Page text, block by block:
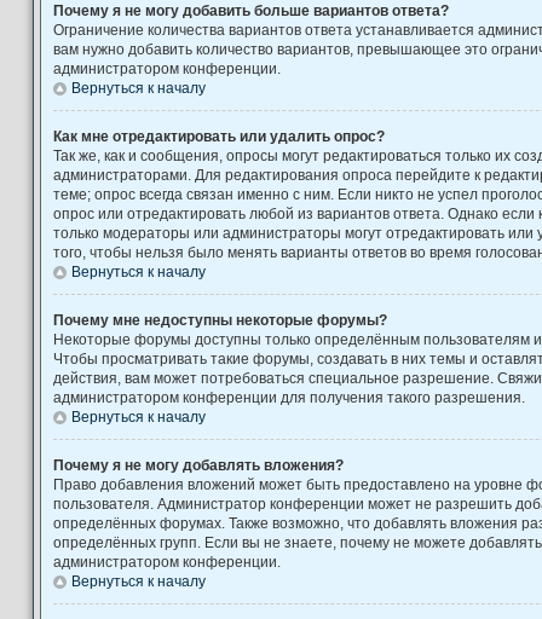
Почему я не могу добавить больше вариантов ответа?
Ограничение количества вариантов ответа устанавливается
вам нужно добавить количество вариантов, превышающее это
администратором конференции.
Вернуться к началу
Как мне отредактировать или удалить опрос?
Так же, как и сообщения, опросы могут редактироваться только их
администраторами. Для редактирования опроса перейдите к
теме; опрос всегда связан именно с ним. Если никто не успел
опрос или отредактировать любой из вариантов ответа. Однако если
только модераторы или администраторы могут отредактировать или
того, чтобы нельзя было менять варианты ответов во время
Вернуться к началу
Почему мне недоступны некоторые форумы?
Некоторые форумы доступны только определённым пользователям
Чтобы просматривать такие форумы, создавать в них темы и
действия, вам может потребоваться специальное разрешение.
администратором конференции для получения такого разрешения.
Вернуться к началу
Почему я не могу добавлять вложения?
Право добавления вложений может быть предоставлено на уровне
пользователя. Администратор конференции может не разрешить
определённых форумах. Также возможно, что добавлять вложения
определённых групп. Если вы не знаете, почему не можете
администратором конференции.
Вернуться к началу